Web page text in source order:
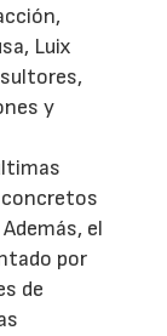
Luix
y
el
por
de